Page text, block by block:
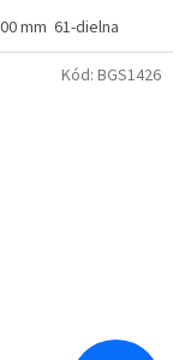
mm 61-dielna
Kód: BGS1426